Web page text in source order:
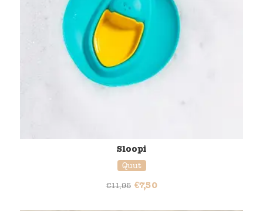
Sloopi
Quut
€11,95 €7,50